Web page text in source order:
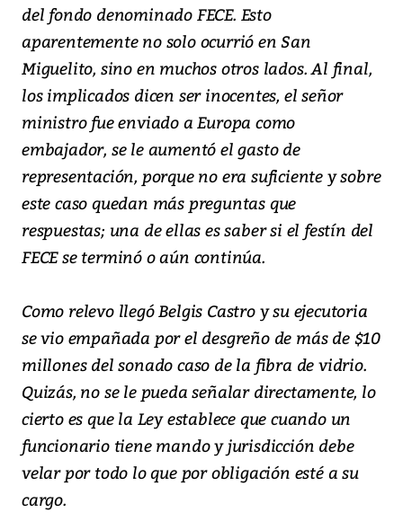
del fondo denominado FECE. Esto
aparentemente no solo ocurrió en San
Miguelito, sino en muchos otros lados. Al final,
los implicados dicen ser inocentes, el señor
ministro fue enviado a Europa como
embajador, se le aumentó el gasto de
representación, porque no era suficiente y sobre
este caso quedan más preguntas que
respuestas; una de ellas es saber si el festín del
FECE se terminó o aún continúa.
Como relevo llegó Belgis Castro y su ejecutoria
se vio empañada por el desgreño de más de $10
millones del sonado caso de la fibra de vidrio.
Quizás, no se le pueda señalar directamente, lo
cierto es que la Ley establece que cuando un
funcionario tiene mando y jurisdicción debe
velar por todo lo que por obligación esté a su
cargo.